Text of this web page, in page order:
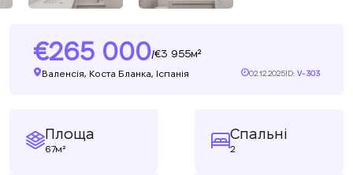
265 000/ 3 955м²
Валенсія, Коста Бланка, Іспанія 02.12.2025ID: V-303
Площа
67м²
Спальні
2